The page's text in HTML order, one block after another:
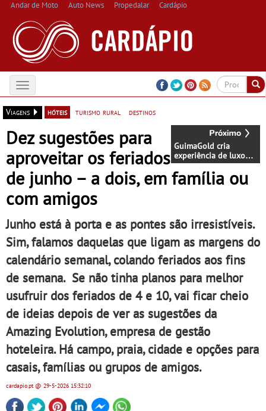
Andar de Moto Auto News Propedalar Cardápio
Toggle
navigation
Viagens
hóteis turismo rural destinos
GuimaGold cria
experiência de luxo
entre património
histórico, piscinas
panorâmicas e
Dez sugestões para
aproveitar os feriados
de junho – a dois, em família ou
com amigos
Junho está à porta e as pontes são irresistíveis.
Sim, falamos daquelas que ligam as margens do
calendário semanal, colando feriados aos fins
de semana. Se não tinha planos para melhor
usufruir dos feriados de 4 e 10, vai ficar cheio
de ideias depois de ver as sugestões da
Amazing Evolution, empresa de gestão
hoteleira. Há campo, praia, cidade e opções para
casais, famílias ou grupos de amigos.
cardapio.pt@ 29-5-2026 15:32:10